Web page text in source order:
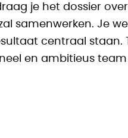
je het dossier
samenwerken. Je
centraal staan.
en ambitieus